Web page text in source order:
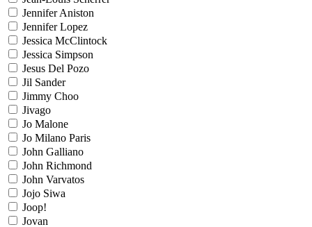
Jennifer Aniston
Jennifer Lopez
Jessica McClintock
Jessica Simpson
Jesus Del Pozo
Jil Sander
Jimmy Choo
Jivago
Jo Malone
Jo Milano Paris
John Galliano
John Richmond
John Varvatos
Jojo Siwa
Joop!
Jovan